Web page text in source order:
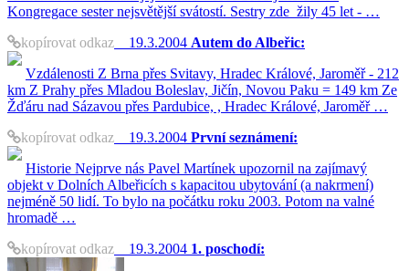
Kongregace sester nejsvětější svátostí. Sestry zde žily 45 let - …
kopírovat odkaz 19.3.2004 Autem do Albeřic:
Vzdálenosti Z Brna přes Svitavy, Hradec Králové, Jaroměř - 212
km Z Prahy přes Mladou Boleslav, Jičín, Novou Paku = 149 km Ze
Žďáru nad Sázavou přes Pardubice, , Hradec Králové, Jaroměř …
kopírovat odkaz 19.3.2004 První seznámení:
Historie Nejprve nás Pavel Martínek upozornil na zajímavý
objekt v Dolních Albeřicích s kapacitou ubytování (a nakrmení)
nejméně 50 lidí. To bylo na počátku roku 2003. Potom na valné
hromadě …
kopírovat odkaz 19.3.2004 1. poschodí: